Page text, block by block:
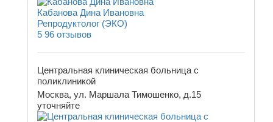
Кабанова Дина Ивановна
Репродуктолог (ЭКО)
5 96 отзывов
Центральная клиническая больница с
поликлиникой
Москва, ул. Маршала Тимошенко, д.15
уточняйте